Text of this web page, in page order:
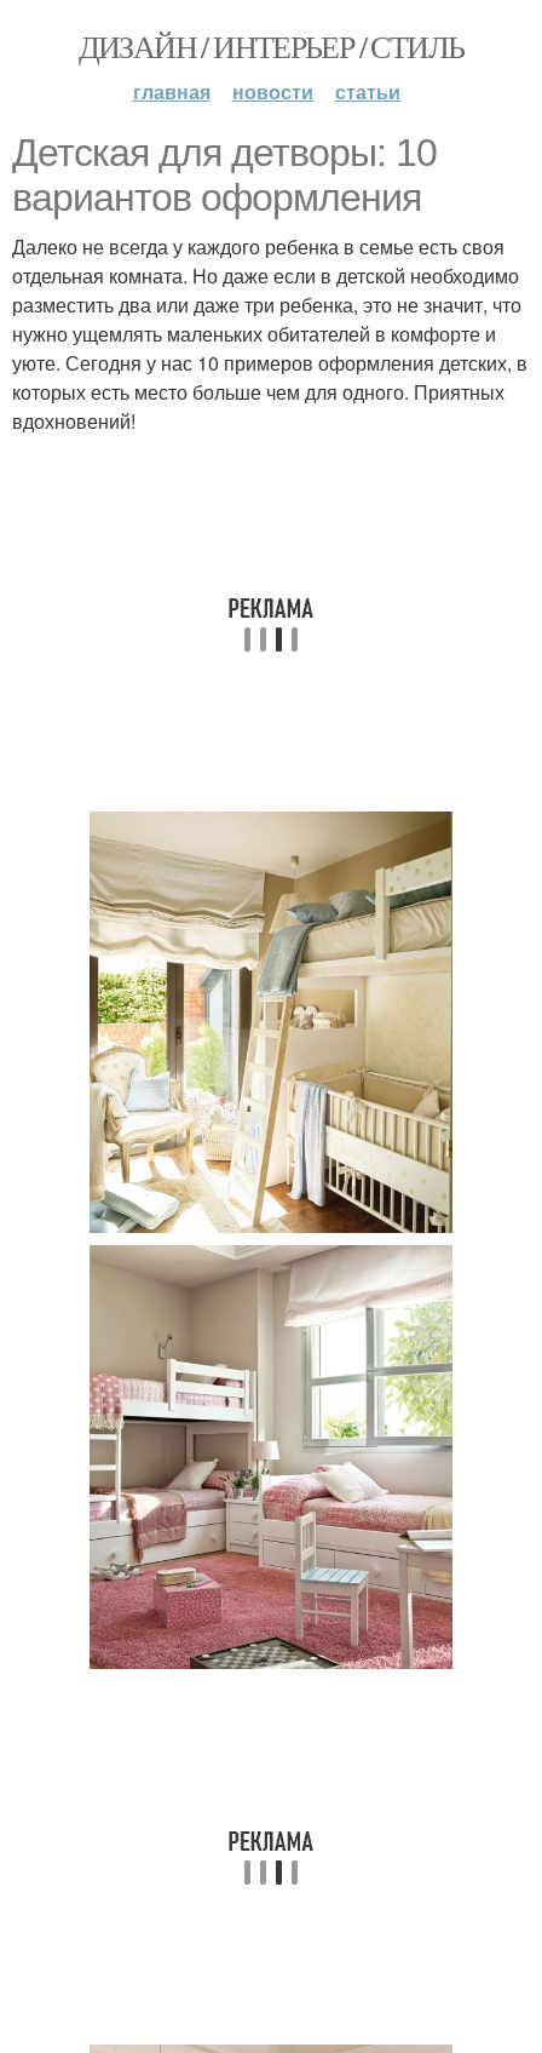
ДИЗАЙН / ИНТЕРЬЕР / СТИЛЬ
главная новости статьи
Детская для детворы: 10
вариантов оформления
Далеко не всегда у каждого ребенка в семье есть своя
отдельная комната. Но даже если в детской необходимо
разместить два или даже три ребенка, это не значит, что
нужно ущемлять маленьких обитателей в комфорте и
уюте. Сегодня у нас 10 примеров оформления детских, в
которых есть место больше чем для одного. Приятных
вдохновений!